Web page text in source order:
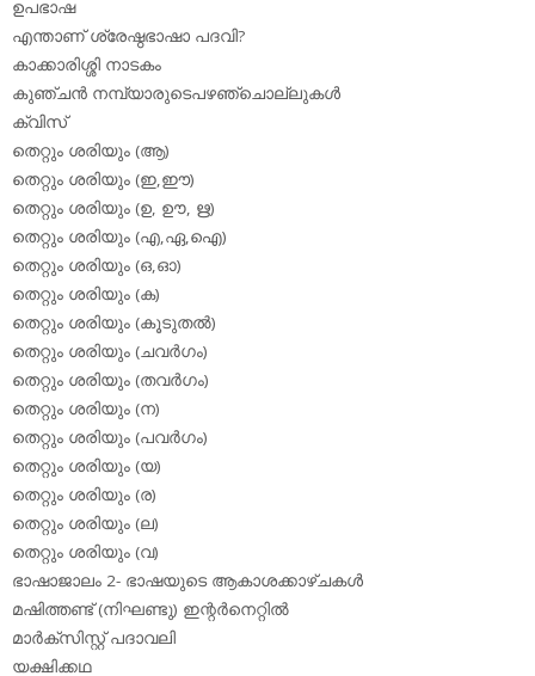
ഉപഭാഷ
എന്താണ് ശ്രേഷ്ഠഭാഷാ പദവി?
കാക്കാരിശ്ശി നാടകം
കുഞ്ചന്‍ നമ്പ്യാരുടെപഴഞ്ചൊല്ലുകള്‍
ക്വിസ്
തെറ്റും ശരിയും (ആ)
തെറ്റും ശരിയും (ഇ,ഈ)
തെറ്റും ശരിയും (ഉ, ഊ, ഋ)
തെറ്റും ശരിയും (എ,ഏ,ഐ)
തെറ്റും ശരിയും (ഒ,ഓ)
തെറ്റും ശരിയും (ക)
തെറ്റും ശരിയും (കൂടുതല്‍)
തെറ്റും ശരിയും (ചവര്‍ഗം)
തെറ്റും ശരിയും (തവര്‍ഗം)
തെറ്റും ശരിയും (ന)
തെറ്റും ശരിയും (പവര്‍ഗം)
തെറ്റും ശരിയും (യ)
തെറ്റും ശരിയും (ര)
തെറ്റും ശരിയും (ല)
തെറ്റും ശരിയും (വ)
ഭാഷാജാലം 2- ഭാഷയുടെ ആകാശക്കാഴ്ചകള്‍
മഷിത്തണ്ട് (നിഘണ്ടു) ഇന്റര്‍നെറ്റില്‍
മാര്‍ക്‌സിസ്റ്റ് പദാവലി
യക്ഷിക്കഥ